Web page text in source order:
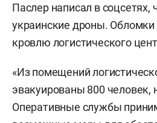
Паслер написал в
украинские дроны. Обломки
кровлю логистического
«Из помещений
эвакуированы 800 человек,
Оперативные службы